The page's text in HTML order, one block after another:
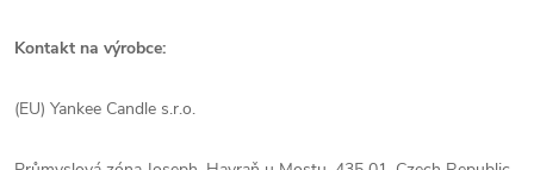
Kontakt na výrobce:
(EU) Yankee Candle s.r.o.